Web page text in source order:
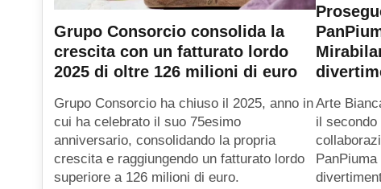
Grupo Consorcio consolida la
crescita con un fatturato lordo
2025 di oltre 126 milioni di euro
Grupo Consorcio ha chiuso il 2025, anno in
cui ha celebrato il suo 75esimo
anniversario, consolidando la propria
crescita e raggiungendo un fatturato lordo
superiore a 126 milioni di euro.
Arte
il